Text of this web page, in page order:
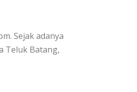
Sejak adanya
Teluk Batang,